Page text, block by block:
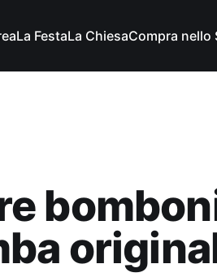
La FestaLa ChiesaCompra nello